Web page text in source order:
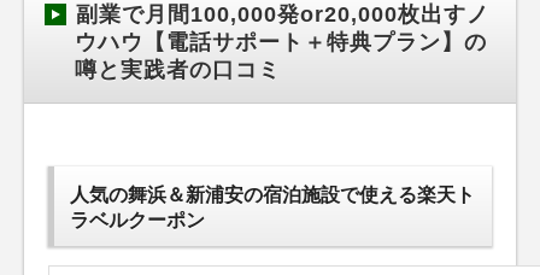
副業で月間100,000発or20,000枚出すノ
ウハウ【電話サポート＋特典プラン】の
噂と実践者の口コミ
人気の舞浜＆新浦安の宿泊施設で使える楽天ト
ラベルクーポン